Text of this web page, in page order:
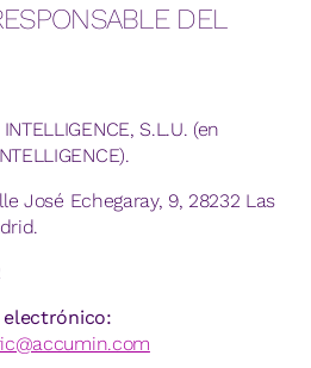
DEL
S.L.U. (en
José Echegaray, 9, 28232 Las